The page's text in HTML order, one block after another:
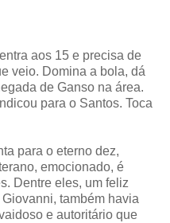
aos 15 e precisa de
veio. Domina a bola, dá
de Ganso na área.
para o Santos. Toca
para o eterno dez,
emocionado, é
Dentre eles, um feliz
também havia
e autoritário que